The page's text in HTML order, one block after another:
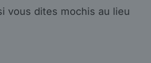
vous dites mochis au lieu